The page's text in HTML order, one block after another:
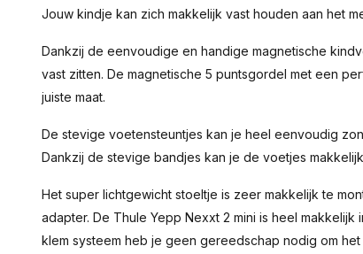
Jouw kindje kan zich makkelijk vast houden aan het
Dankzij de eenvoudige en handige magnetische
vast zitten. De magnetische 5 puntsgordel met een
juiste maat.
De stevige voetensteuntjes kan je heel eenvoudig
Dankzij de stevige bandjes kan je de voetjes
Het super lichtgewicht stoeltje is zeer makkelijk te
adapter. De Thule Yepp Nexxt 2 mini is heel
klem systeem heb je geen gereedschap nodig om